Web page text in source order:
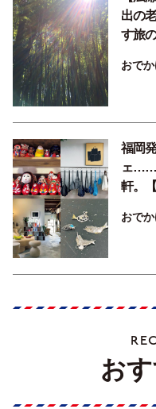
出の
す旅
おで
福岡
ェ……
軒。
おで
お